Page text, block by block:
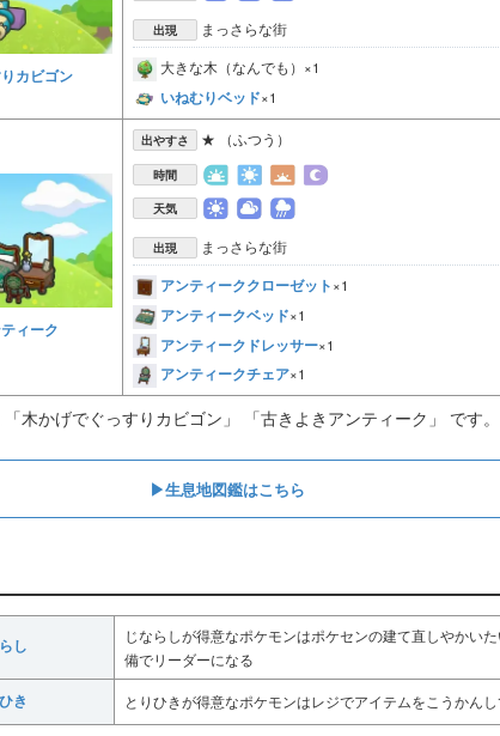
カビゴン
出現 まっさらな街
大きな木（なんでも）×1
いねむりベッド×1
ィーク
出やすさ ★ （ふつう）
時間
天気
出現 まっさらな街
アンティーククローゼット×1
アンティークベッド×1
アンティークドレッサー×1
アンティークチェア×1
木かげでぐっすりカビゴン」 「古きよきアンティーク」 です。
▶︎生息地図鑑はこちら
し
じならしが得意なポケモンはポケセンの建て直しやかい
備でリーダーになる
き とりひきが得意なポケモンはレジでアイテムをこうかん